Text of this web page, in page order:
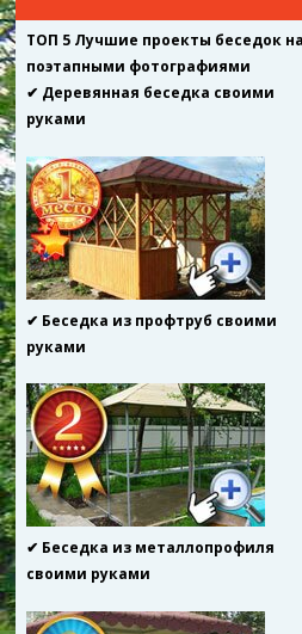
ТОП 5 Лучшие проекты беседок
поэтапными фотографиями
✔ Деревянная беседка своими
руками
✔ Беседка из профтруб своими
руками
✔ Беседка из металлопрофиля
своими руками